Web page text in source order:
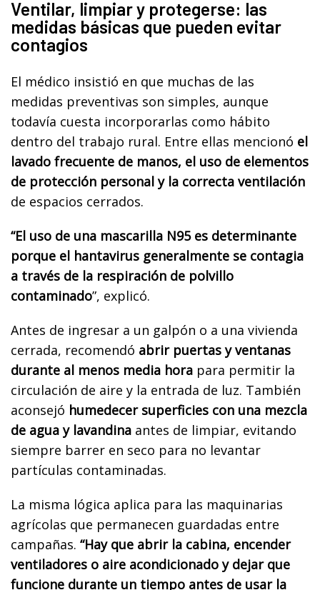
Ventilar, limpiar y protegerse: las
medidas básicas que pueden evitar
contagios
El médico insistió en que muchas de las
medidas preventivas son simples, aunque
todavía cuesta incorporarlas como hábito
dentro del trabajo rural. Entre ellas mencionó el
lavado frecuente de manos, el uso de elementos
de protección personal y la correcta ventilación
de espacios cerrados.
“El uso de una mascarilla N95 es determinante
porque el hantavirus generalmente se contagia
a través de la respiración de polvillo
contaminado”, explicó.
Antes de ingresar a un galpón o a una vivienda
cerrada, recomendó abrir puertas y ventanas
durante al menos media hora para permitir la
circulación de aire y la entrada de luz. También
aconsejó humedecer superficies con una mezcla
de agua y lavandina antes de limpiar, evitando
siempre barrer en seco para no levantar
partículas contaminadas.
La misma lógica aplica para las maquinarias
agrícolas que permanecen guardadas entre
campañas. “Hay que abrir la cabina, encender
ventiladores o aire acondicionado y dejar que
funcione durante un tiempo antes de usar la